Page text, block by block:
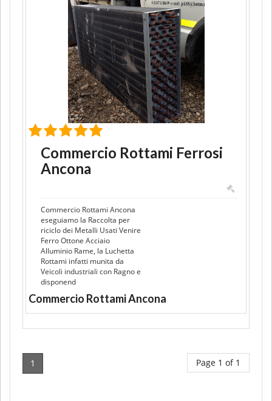
Commercio Rottami Ferrosi
Ancona
Commercio Rottami Ancona
eseguiamo la Raccolta per
riciclo dei Metalli Usati Venire
Ferro Ottone Acciaio
Alluminio Rame, la Luchetta
Rottami infatti munita da
Veicoli industriali con Ragno e
disponend
Commercio Rottami Ancona
1 Page 1 of 1